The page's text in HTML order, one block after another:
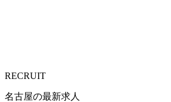
RECRUIT
名古屋の最新求人